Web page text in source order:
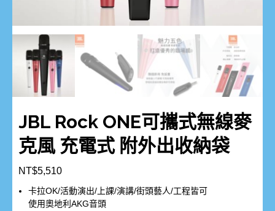
JBL Rock ONE可攜式無線麥
克風 充電式 附外出收納袋
NT$5,510
卡拉OK/活動演出/上課/演講/街頭藝人/工程皆可
使用奧地利AKG音頭